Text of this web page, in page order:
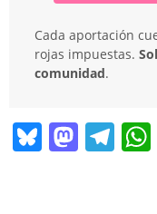
Cada aportación
rojas impuestas.
comunidad.
Bl M T